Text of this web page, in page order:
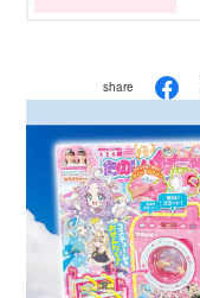
share